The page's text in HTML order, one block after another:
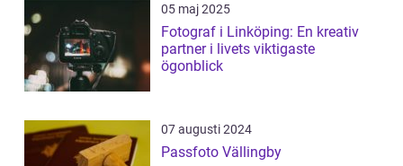
05 maj 2025
Fotograf i Linköping: En kreativ
partner i livets viktigaste
ögonblick
07 augusti 2024
Passfoto Vällingby